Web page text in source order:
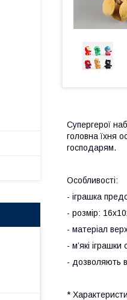
Супергерої
головна їхня
господарям.
Особливості:
- іграшка
- розмір:
- матеріал
- м’які
- дозволяють
*